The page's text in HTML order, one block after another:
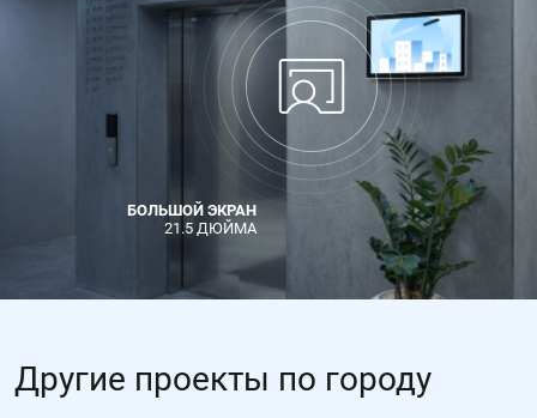
БОЛЬШОЙ ЭКРАН
21.5 ДЮЙМА
Другие проекты по городу